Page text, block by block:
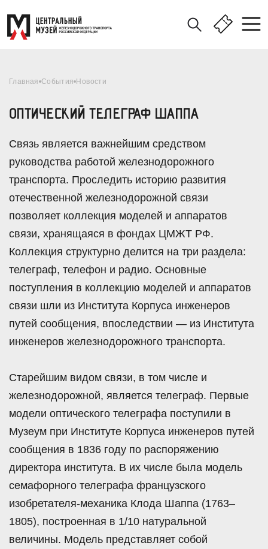
Главная События Новости
ОПТИЧЕСКИЙ ТЕЛЕГРАФ ШАППА
Связь является важнейшим средством
руководства работой железнодорожного
транспорта. Проследить историю развития
отечественной железнодорожной связи
позволяет коллекция моделей и аппаратов
связи, хранящаяся в фондах ЦМЖТ РФ.
Коллекция структурно делится на три раздела:
телеграф, телефон и радио. Основные
поступления в коллекцию моделей и аппаратов
связи шли из Института Корпуса инженеров
путей сообщения, впоследствии — из Института
инженеров железнодорожного транспорта.
Старейшим видом связи, в том числе и
железнодорожной, является телеграф. Первые
модели оптического телеграфа поступили в
Музеум при Институте Корпуса инженеров путей
сообщения в 1836 году по распоряжению
директора института. В их числе была модель
семафорного телеграфа французского
изобретателя-механика Клода Шаппа (1763–
1805), построенная в 1/10 натуральной
величины. Модель представляет собой